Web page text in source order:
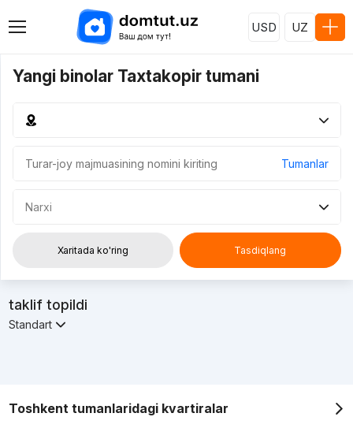
USD UZ
Yangi binolar Taxtakopir tumani
Tumanlar
Narxi
Xaritada ko'ring Tasdiqlang
taklif topildi
Standart
Toshkent tumanlaridagi kvartiralar